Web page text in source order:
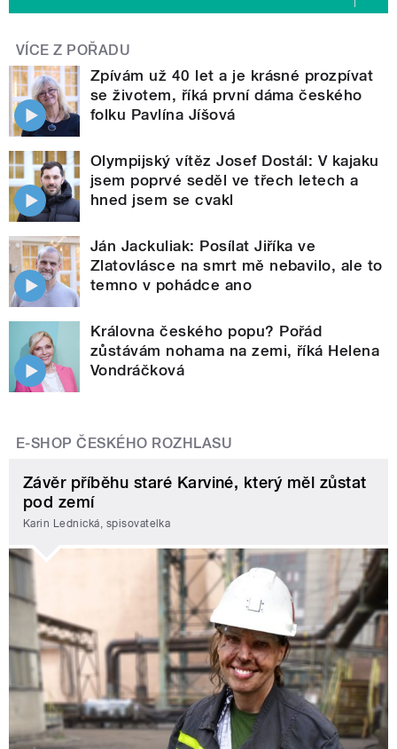
VÍCE Z POŘADU
Zpívám už 40 let a je krásné prozpívat
se životem, říká první dáma českého
folku Pavlína Jíšová
Olympijský vítěz Josef Dostál: V kajaku
jsem poprvé seděl ve třech letech a
hned jsem se cvakl
Ján Jackuliak: Posílat Jiříka ve
Zlatovlásce na smrt mě nebavilo, ale to
temno v pohádce ano
Královna českého popu? Pořád
zůstávám nohama na zemi, říká Helena
Vondráčková
E-SHOP ČESKÉHO ROZHLASU
Závěr příběhu staré Karviné, který měl zůstat
pod zemí
Karin Lednická, spisovatelka